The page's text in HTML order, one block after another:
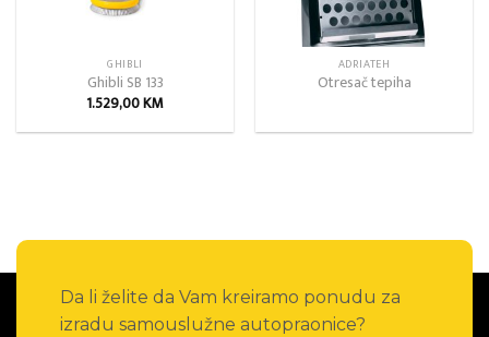
GHIBLI
Ghibli SB 133
1.529,00KM
ADRIATEH
Otresač tepiha
Da li želite da Vam kreiramo ponudu za
izradu samouslužne autopraonice?